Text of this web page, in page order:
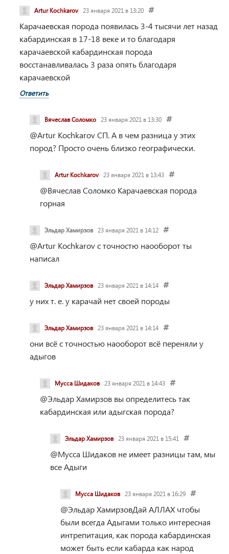
Artur Kochkarov 23 января 2021 в 13:20
Карачаевская порода появилась 3-4 тысячи лет назад
кабардинская в 17-18 веке и то благодаря
карачаевской кабардинская порода
восстанавливалась 3 раза опять благодаря
карачаевской
Ответить
Вячеслав Соломко 23 января 2021 в 13:30
@Artur KochkarovСП. А в чем разница у этих
пород? Просто очень близко географически.
Artur Kochkarov 23 января 2021 в 13:43
@Вячеслав СоломкоКарачаевская порода
горная
Эльдар Хамирзов 23 января 2021 в 14:12
@Artur Kochkarovс точностю наооборот ты
написал
Эльдар Хамирзов 23 января 2021 в 14:14
у них т. е. у карачай нет своей породы
Эльдар Хамирзов 23 января 2021 в 14:14
они всё с точностью наооборот всё переняли у
адыгов
Мусса Шидаков 23 января 2021 в 14:43
@Эльдар Хамирзоввы определитесь так
кабардинская или адыгская порода?
Эльдар Хамирзов 23 января 2021 в 15:41
@Мусса Шидаковне имеет разницы там, мы
все Адыги
Мусса Шидаков 23 января 2021 в 16:29
@Эльдар ХамирзовДай АЛЛАХ чтобы
были всегда Адыгами только интересная
интрепитация, как порода кабардинская
может быть если кабарда как народ